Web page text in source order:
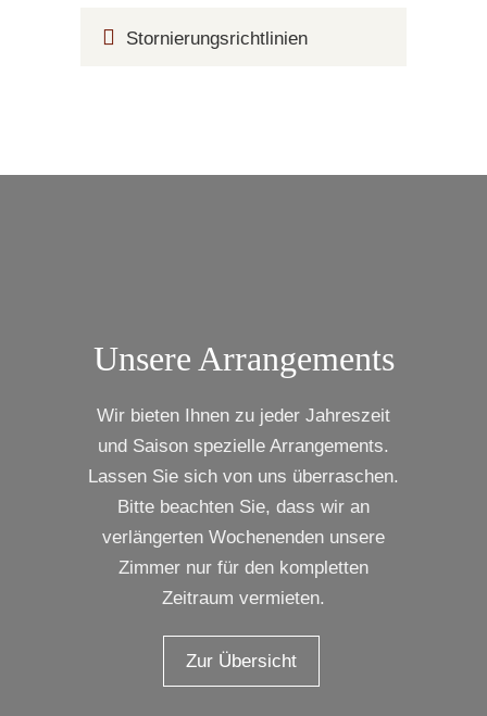
Stornierungsrichtlinien
Unsere Arrangements
Wir bieten Ihnen zu jeder Jahreszeit
und Saison spezielle Arrangements.
Lassen Sie sich von uns überraschen.
Bitte beachten Sie, dass wir an
verlängerten Wochenenden unsere
Zimmer nur für den kompletten
Zeitraum vermieten.
Zur Übersicht